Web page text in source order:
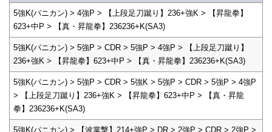
5強K(パニカン) > 4強P > 【上段足刀蹴り】236+強K > 【昇龍拳】
623+中P > 【真・昇龍拳】236236+K(SA3)
5強K(パニカン) > 5強P > CDR > 5強P > 4強P > 【上段足刀蹴り】
236+強K > 【昇龍拳】623+中P > 【真・昇龍拳】236236+K(SA3)
5強K(パニカン) > 5強P > CDR > 5強K > 5強P > CDR > 5強P > 4強P
> 【上段足刀蹴り】236+強K > 【昇龍拳】623+中P > 【真・昇龍
拳】236236+K(SA3)
5強K(パニカン) > 【波掌撃】214+強P > DR > 2強P > CDR > 2強P >